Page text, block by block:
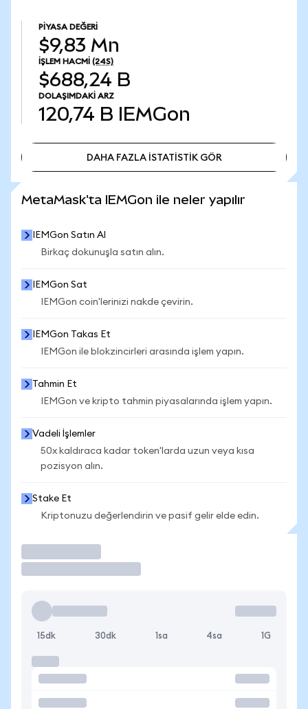
PIYASA DEĞERI
$9,83 Mn
İŞLEM HACMI (24S)
$688,24 B
DOLAŞIMDAKI ARZ
120,74 B IEMGon
DAHA FAZLA İSTATİSTİK GÖR
MetaMask'ta IEMGon ile neler yapılır
IEMGon Satın Al
Birkaç dokunuşla satın alın.
IEMGon Sat
IEMGon coin'lerinizi nakde çevirin.
IEMGon Takas Et
IEMGon ile blokzincirleri arasında işlem yapın.
Tahmin Et
IEMGon ve kripto tahmin piyasalarında işlem yapın.
Vadeli İşlemler
50x kaldıraca kadar token'larda uzun veya kısa
pozisyon alın.
Stake Et
Kriptonuzu değerlendirin ve pasif gelir elde edin.
15dk 30dk 1sa 4sa 1G